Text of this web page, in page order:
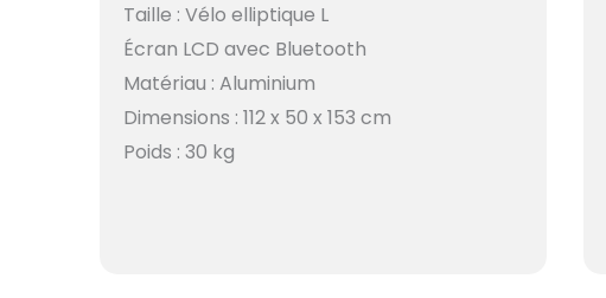
Taille : Vélo elliptique L
Écran LCD avec Bluetooth
Matériau : Aluminium
Dimensions : 112 x 50 x 153 cm
Poids : 30 kg